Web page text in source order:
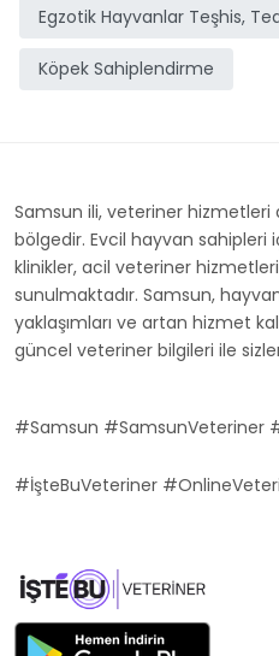
Egzotik Hayvanlar Teşhis,
Köpek Sahiplendirme
Samsun ili, veteriner hizmetleri
bölgedir. Evcil hayvan sahipleri
klinikler, acil veteriner
sunulmaktadır. Samsun,
yaklaşımları ve artan hizmet
güncel veteriner bilgileri ile
#Samsun #SamsunVeteriner
#İşteBuVeteriner